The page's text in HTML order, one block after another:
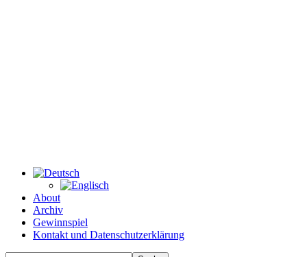
About
Archiv
Gewinnspiel
Kontakt und Datenschutzerklärung